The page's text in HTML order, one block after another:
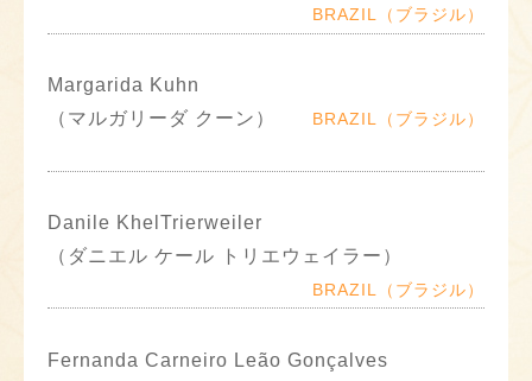
BRAZIL（ブラジル）
Margarida Kuhn
（マルガリーダ クーン）
BRAZIL（ブラジル）
Danile KhelTrierweiler
（ダニエル ケール トリエウェイラー）
BRAZIL（ブラジル）
Fernanda Carneiro Leão Gonçalves